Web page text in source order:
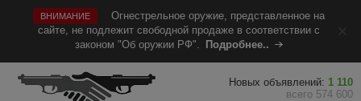
ВНИМАНИЕ
Огнестрельное оружие, представленное на
сайте, не подлежит свободной продаже в соответствии с
законом "Об оружии РФ".
Подробнее..
Новых объявлений: 1 110
всего 574 600